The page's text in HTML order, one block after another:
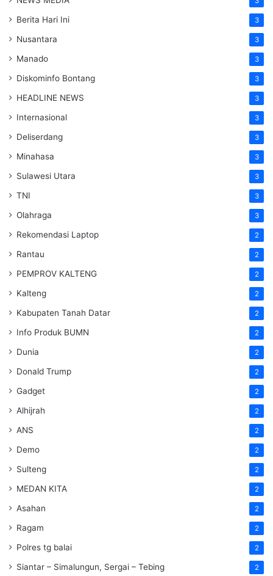
Berita Hari Ini 3
Nusantara 3
Manado 3
Diskominfo Bontang 3
HEADLINE NEWS 3
Internasional 3
Deliserdang 3
Minahasa 3
Sulawesi Utara 3
TNI 3
Olahraga 3
Rekomendasi Laptop 2
Rantau 2
PEMPROV KALTENG 2
Kalteng 2
Kabupaten Tanah Datar 2
Info Produk BUMN 2
Dunia 2
Donald Trump 2
Gadget 2
Alhijrah 2
ANS 2
Demo 2
Sulteng 2
MEDAN KITA 2
Asahan 2
Ragam 2
Polres tg balai 2
Siantar – Simalungun, Sergai – Tebing 2